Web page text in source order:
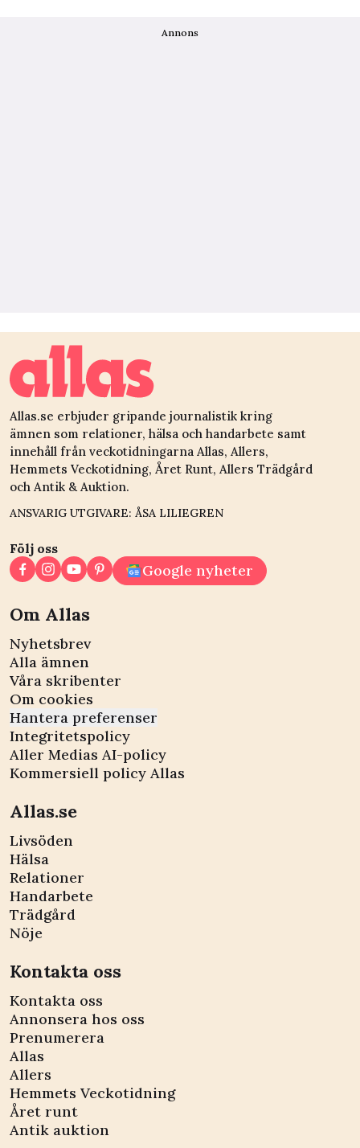
Annons
Allas.se erbjuder gripande journalistik kring
ämnen som relationer, hälsa och handarbete samt
innehåll från veckotidningarna Allas, Allers,
Hemmets Veckotidning, Året Runt, Allers Trädgård
och Antik & Auktion.
ANSVARIG UTGIVARE: ÅSA LILIEGREN
Följ oss
Google nyheter
Om Allas
Nyhetsbrev
Alla ämnen
Våra skribenter
Om cookies
Hantera preferenser
Integritetspolicy
Aller Medias AI-policy
Kommersiell policy Allas
Allas.se
Livsöden
Hälsa
Relationer
Handarbete
Trädgård
Nöje
Kontakta oss
Kontakta oss
Annonsera hos oss
Prenumerera
Allas
Allers
Hemmets Veckotidning
Året runt
Antik auktion